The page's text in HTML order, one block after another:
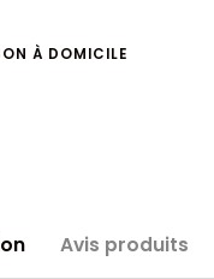
À DOMICILE
Avis produits